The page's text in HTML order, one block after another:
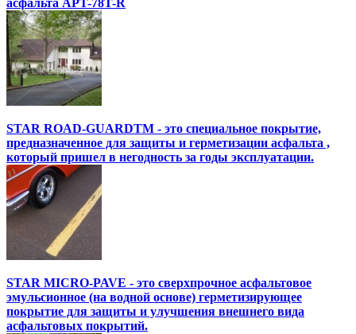
асфальта APT-78T-R
STAR ROAD-GUARDTM - это специальное покрытие,
предназначенное для защиты и герметизации асфальта ,
который пришел в негодность за годы эксплуатации.
STAR MICRO-PAVE - это сверхпрочное асфальтовое
эмульсионное (на водной основе) герметизирующее
покрытие для защиты и улучшения внешнего вида
асфальтовых покрытий.